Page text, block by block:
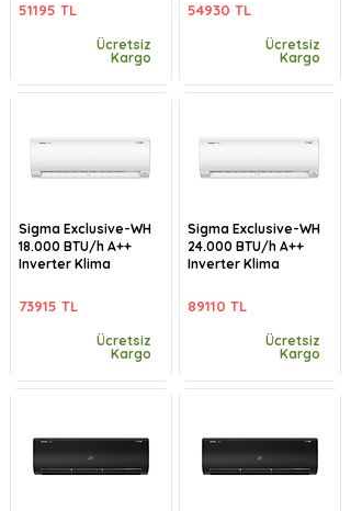
51195 TL
Ücretsiz
Kargo
Sigma Exclusive-WH
18.000 BTU/h A++
Inverter Klima
73915 TL
Ücretsiz
Kargo
54930 TL
Ücretsiz
Kargo
Sigma Exclusive-WH
24.000 BTU/h A++
Inverter Klima
89110 TL
Ücretsiz
Kargo